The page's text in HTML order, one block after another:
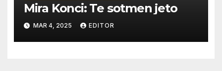
Mira Konci: Te sotmen jeto
MAR 4, 2025 EDITOR